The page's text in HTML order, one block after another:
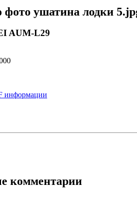
ушатина лодки
AUM-L29
информации
комментарии